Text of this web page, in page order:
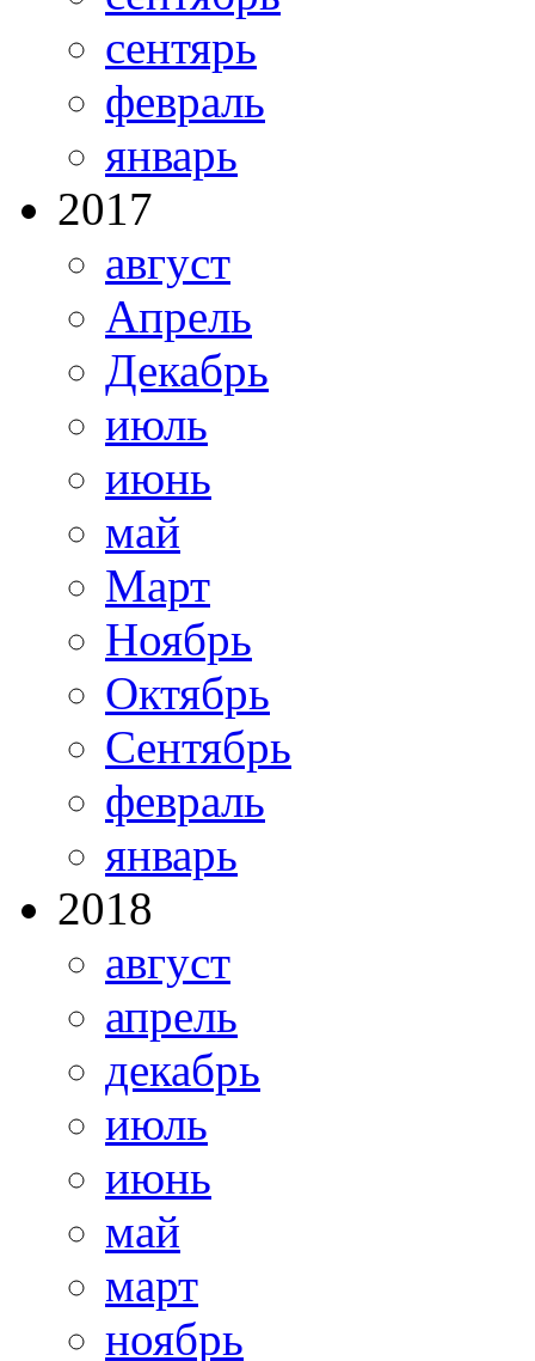
сентярь
февраль
январь
2017
август
Апрель
Декабрь
июль
июнь
май
Март
Ноябрь
Октябрь
Сентябрь
февраль
январь
2018
август
апрель
декабрь
июль
июнь
май
март
ноябрь